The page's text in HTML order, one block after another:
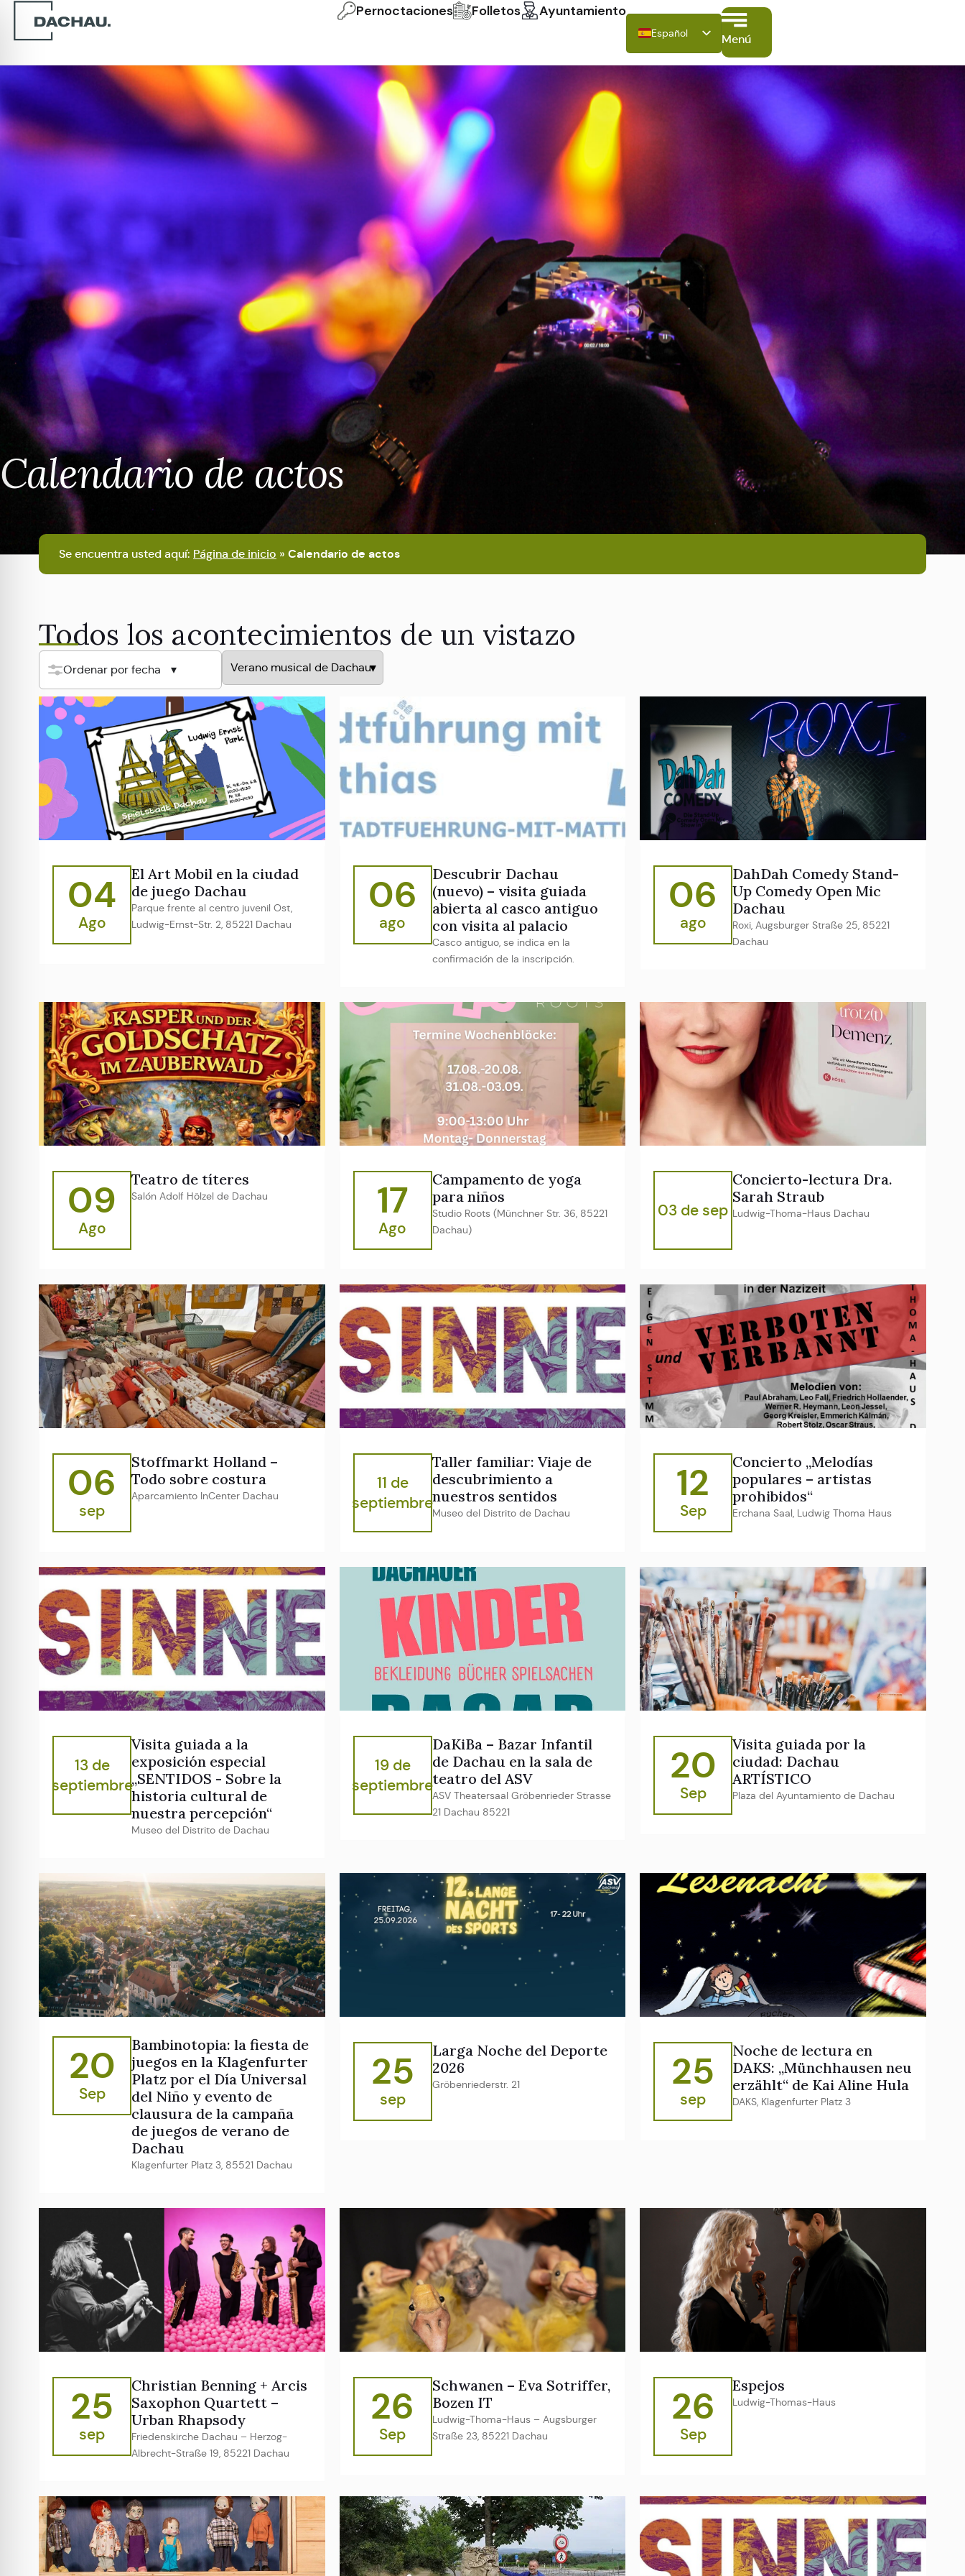
Pernoctaciones Folletos Ayuntamiento
Español
Deutsch
Menú
Se encuentra usted aquí: Página de inicio » Calendario de actos
Calendario de actos
Todos los acontecimientos de un vistazo
Ordenar por fecha
04
Ago
El Art Mobil en la ciudad
de juego Dachau
Parque frente al centro juvenil Ost,
Ludwig-Ernst-Str. 2, 85221 Dachau
06
ago
Descubrir Dachau
(nuevo) – visita guiada
abierta al casco antiguo
con visita al palacio
Casco antiguo, se indica en la
confirmación de la inscripción.
06
ago
DahDah Comedy Stand-
Up Comedy Open Mic
Dachau
Roxi, Augsburger Straße 25, 85221
Dachau
09
Ago
Teatro de títeres
Salón Adolf Hölzel de Dachau 17
Ago
Campamento de yoga
para niños
Studio Roots (Münchner Str. 36, 85221
Dachau)
03 de sep
Concierto-lectura Dra.
Sarah Straub
Ludwig-Thoma-Haus Dachau
06
sep
Stoffmarkt Holland –
Todo sobre costura
Aparcamiento InCenter Dachau
11 de
septiembre
Taller familiar: Viaje de
descubrimiento a
nuestros sentidos
Museo del Distrito de Dachau
12
Sep
Concierto „Melodías
populares – artistas
prohibidos“
Erchana Saal, Ludwig Thoma Haus
13 de
septiembre
Visita guiada a la
exposición especial
„SENTIDOS - Sobre la
historia cultural de
nuestra percepción“
Museo del Distrito de Dachau
19 de
septiembre
DaKiBa – Bazar Infantil
de Dachau en la sala de
teatro del ASV
ASV Theatersaal Gröbenrieder Strasse
21 Dachau 85221
20
Sep
Visita guiada por la
ciudad: Dachau
ARTÍSTICO
Plaza del Ayuntamiento de Dachau
20
Sep
Bambinotopia: la fiesta de
juegos en la Klagenfurter
Platz por el Día Universal
del Niño y evento de
clausura de la campaña
de juegos de verano de
Dachau
Klagenfurter Platz 3, 85521 Dachau
25
sep
Larga Noche del Deporte
2026
Gröbenriederstr. 21 25
sep
Noche de lectura en
DAKS: „Münchhausen neu
erzählt“ de Kai Aline Hula
DAKS, Klagenfurter Platz 3
25
sep
Christian Benning + Arcis
Saxophon Quartett –
Urban Rhapsody
Friedenskirche Dachau – Herzog-
Albrecht-Straße 19, 85221 Dachau
26
Sep
Schwanen – Eva Sotriffer,
Bozen IT
Ludwig-Thoma-Haus – Augsburger
Straße 23, 85221 Dachau
26
Sep
Espejos
Ludwig-Thomas-Haus